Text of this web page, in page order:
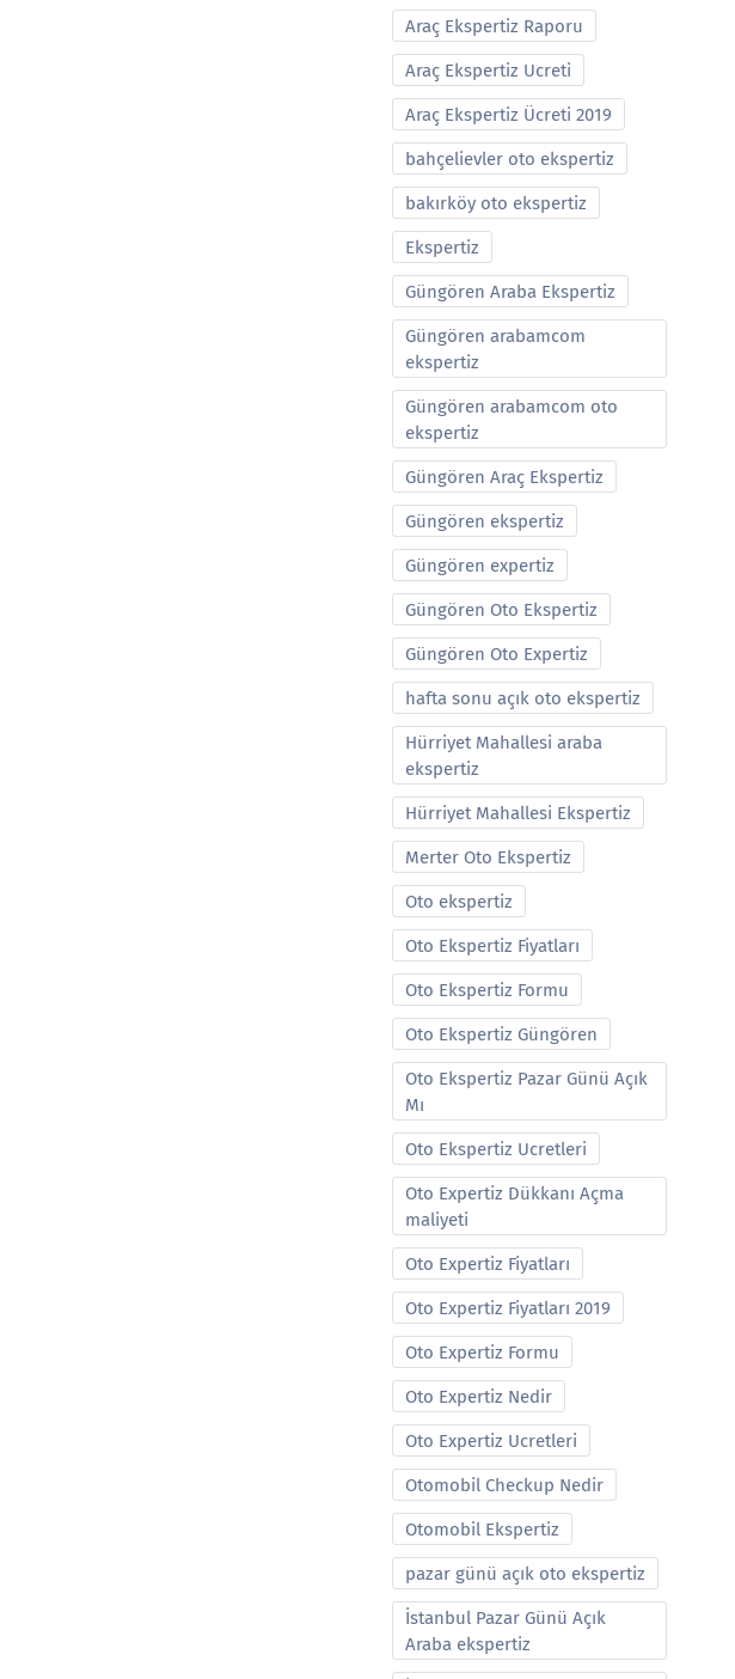
Araç Ekspertiz Raporu
Araç Ekspertiz Ucreti
Araç Ekspertiz Ücreti 2019
bahçelievler oto ekspertiz
bakırköy oto ekspertiz
Ekspertiz
Güngören Araba Ekspertiz
Güngören arabamcom
ekspertiz
Güngören arabamcom oto
ekspertiz
Güngören Araç Ekspertiz
Güngören ekspertiz
Güngören expertiz
Güngören Oto Ekspertiz
Güngören Oto Expertiz
hafta sonu açık oto ekspertiz
Hürriyet Mahallesi araba
ekspertiz
Hürriyet Mahallesi Ekspertiz
Merter Oto Ekspertiz
Oto ekspertiz
Oto Ekspertiz Fiyatları
Oto Ekspertiz Formu
Oto Ekspertiz Güngören
Oto Ekspertiz Pazar Günü Açık
Mı
Oto Ekspertiz Ucretleri
Oto Expertiz Dükkanı Açma
maliyeti
Oto Expertiz Fiyatları
Oto Expertiz Fiyatları 2019
Oto Expertiz Formu
Oto Expertiz Nedir
Oto Expertiz Ucretleri
Otomobil Checkup Nedir
Otomobil Ekspertiz
pazar günü açık oto ekspertiz
İstanbul Pazar Günü Açık
Araba ekspertiz